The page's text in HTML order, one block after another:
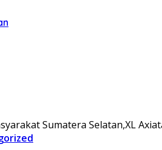
Sumatera Selatan,XL